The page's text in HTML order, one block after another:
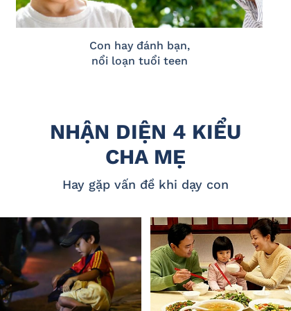
Con hay đánh bạn,
nổi loạn tuổi teen
NHẬN DIỆN 4 KIỂU
CHA MẸ
Hay gặp vấn đề khi dạy con